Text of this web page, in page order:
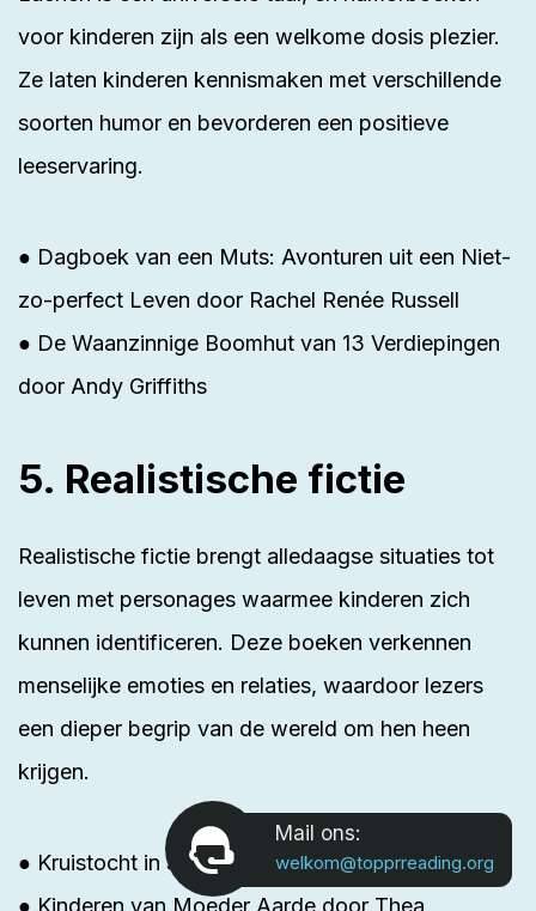
voor kinderen zijn als een welkome dosis plezier.
Ze laten kinderen kennismaken met verschillende
soorten humor en bevorderen een positieve
leeservaring.
● Dagboek van een Muts: Avonturen uit een Niet-
zo-perfect Leven door Rachel Renée Russell
● De Waanzinnige Boomhut van 13 Verdiepingen
door Andy Griffiths
5. Realistische fictie
Realistische fictie brengt alledaagse situaties tot
leven met personages waarmee kinderen zich
kunnen identificeren. Deze boeken verkennen
menselijke emoties en relaties, waardoor lezers
een dieper begrip van de wereld om hen heen
krijgen.
● Kruistocht in Spijkerbroek door Thea Beckman
● Kinderen van Moeder Aarde door Thea
Mail ons:
welkom@topprreading.org